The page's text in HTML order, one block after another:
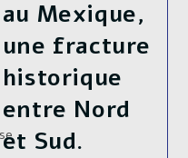
au Mexique,
une fracture
historique
entre Nord
et Sud.